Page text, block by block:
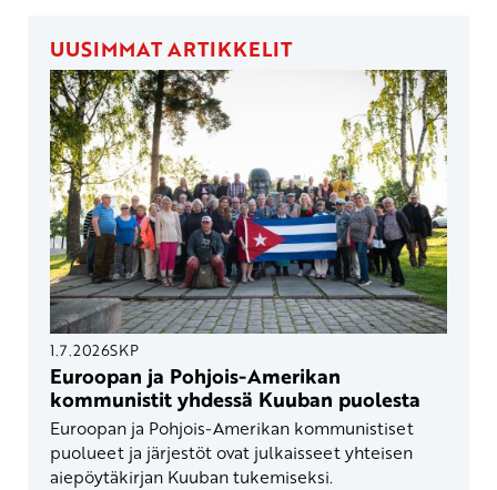
UUSIMMAT ARTIKKELIT
1.7.2026SKP
Euroopan ja Pohjois-Amerikan
kommunistit yhdessä Kuuban puolesta
Euroopan ja Pohjois-Amerikan kommunistiset
puolueet ja järjestöt ovat julkaisseet yhteisen
aiepöytäkirjan Kuuban tukemiseksi.